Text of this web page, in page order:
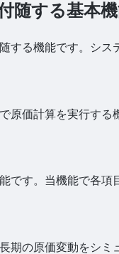
随する基本
する機能です。シ
原価計算を実行す
です。当機能で各
期の原価変動をシ